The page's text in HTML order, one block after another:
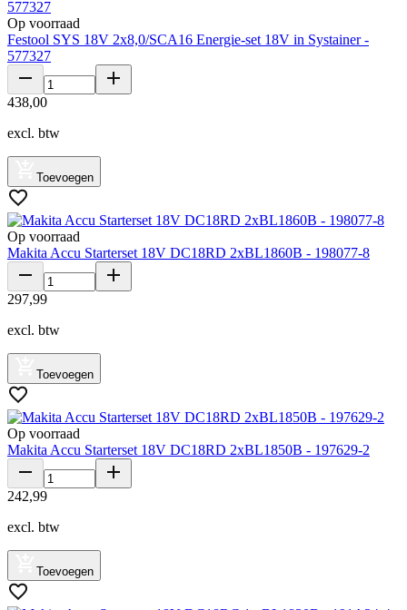
Op voorraad
Festool SYS 18V 2x8,0/SCA16 Energie-set 18V in Systainer -
577327
438,00
excl. btw
Toevoegen
Op voorraad
Makita Accu Starterset 18V DC18RD 2xBL1860B - 198077-8
297,99
excl. btw
Toevoegen
Op voorraad
Makita Accu Starterset 18V DC18RD 2xBL1850B - 197629-2
242,99
excl. btw
Toevoegen